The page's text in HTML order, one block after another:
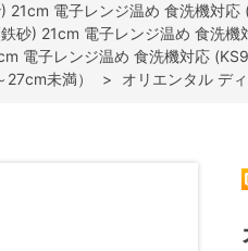
21cm 電子レンジ温め 食洗機対
砂) 21cm 電子レンジ温め 食洗
電子レンジ温め 食洗機対応
27cm未満） > オリエンタル デ